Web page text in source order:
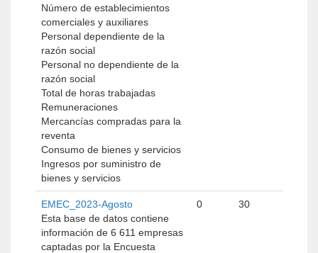
Número de establecimientos
comerciales y auxiliares
Personal dependiente de la
razón social
Personal no dependiente de la
razón social
Total de horas trabajadas
Remuneraciones
Mercancías compradas para la
reventa
Consumo de bienes y servicios
Ingresos por suministro de
bienes y servicios
EMEC_2023-Agosto
Esta base de datos contiene
información de 6 611 empresas
captadas por la Encuesta
0 30